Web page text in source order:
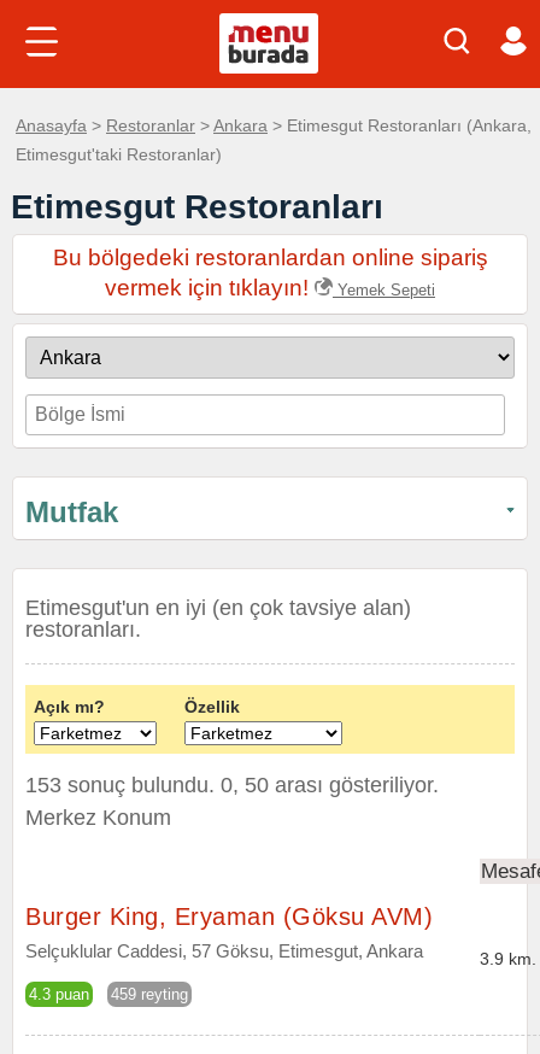
Anasayfa > Restoranlar >Ankara > Etimesgut Restoranları (Ankara,
Etimesgut'taki Restoranlar)
Etimesgut Restoranları
Bu bölgedeki restoranlardan online sipariş
vermek için tıklayın!
Yemek Sepeti
Mutfak
Etimesgut'un en iyi (en çok tavsiye alan)
restoranları.
Açık mı? Özellik
153 sonuç bulundu. 0, 50 arası gösteriliyor.
Merkez Konum
Burger King, Eryaman (Göksu AVM)
Selçuklular Caddesi, 57 Göksu, Etimesgut, Ankara
4.3 puan 459 reyting
3.9 km.